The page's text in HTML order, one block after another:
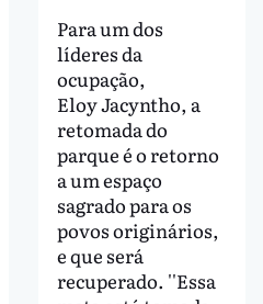
Para um dos
líderes da
ocupação,
Eloy Jacyntho, a
retomada do
parque é o retorno
a um espaço
sagrado para os
povos originários,
e que será
recuperado. ''Essa